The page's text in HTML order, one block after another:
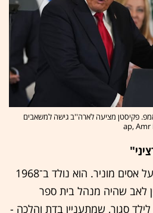
פקיסטן מציעה לארה''ב גישה למשאבים
מעט מאוד פרטים ידועים על אסים מוניר. הוא נולד ב־1968
לאב שהיה מנהל בית ספר
סגור, שמתעניין בדת והלכה -